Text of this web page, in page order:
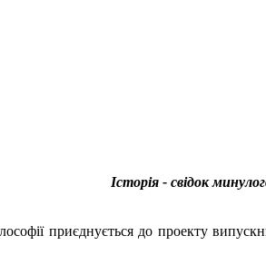
Історія - свідок
приєднується до проекту